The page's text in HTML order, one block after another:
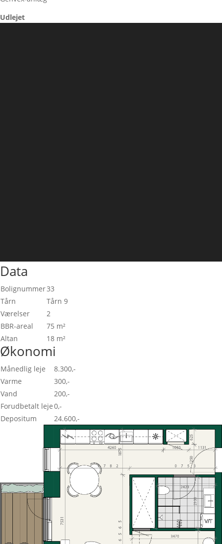
Udlejet
Data
Bolignummer33
Tårn
Tårn 9
Værelser
2
BBR-areal
75 m²
Altan
18 m²
Økonomi
Månedlig leje
8.300,-
Varme
300,-
Vand
200,-
Forudbetalt leje0,-
Depositum
24.600,-